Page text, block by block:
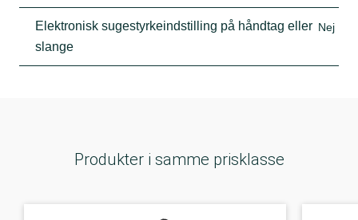
Elektronisk sugestyrkeindstilling på håndtag eller
slange
Nej
Produkter i samme prisklasse